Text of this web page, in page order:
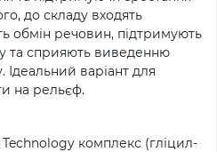
до складу входять
обмін речовин, підтримують
та сприяють виведенню
Ідеальний варіант для
на рельєф.
комплекс (гліцил-